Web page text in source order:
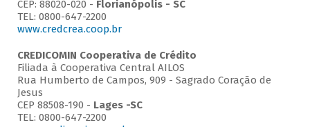
CEP: 88020-020 - Florianópolis - SC
TEL: 0800-647-2200
www.credcrea.coop.br
CREDICOMIN Cooperativa de Crédito
Filiada à Cooperativa Central AILOS
Rua Humberto de Campos, 909 - Sagrado Coração de
Jesus
CEP 88508-190 - Lages -SC
TEL: 0800-647-2200